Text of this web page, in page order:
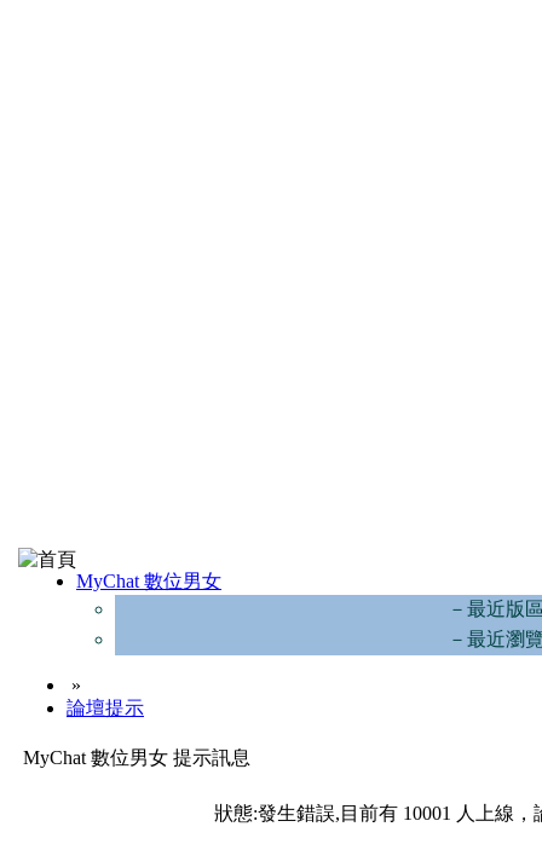
MyChat 數位男女
－最近版
－最近瀏
»
論壇提示
MyChat 數位男女 提示訊息
狀態:發生錯誤,目前有 10001 人上線